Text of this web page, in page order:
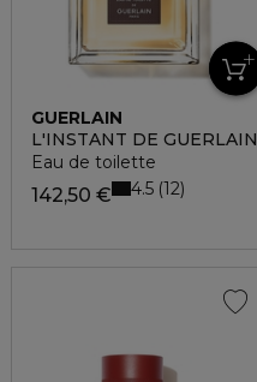
GUERLAIN
L'INSTANT DE GUERLAIN
Eau de toilette
142,50 € 4.5 12